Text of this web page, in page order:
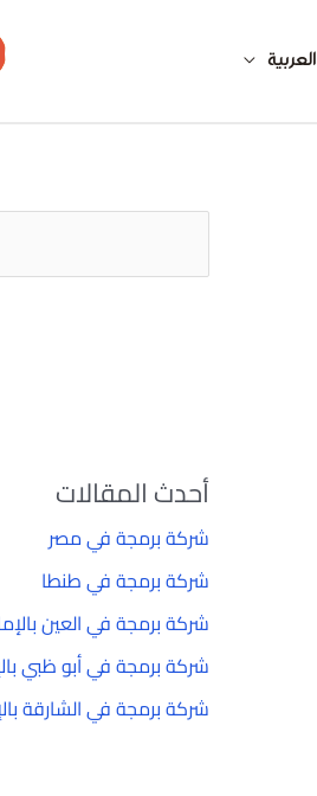
العربية
أحدث المقالات
شركة برمجة في مصر
شركة برمجة في طنطا
شركة برمجة في العين
شركة برمجة في أبو ظبي
شركة برمجة في الشارقة